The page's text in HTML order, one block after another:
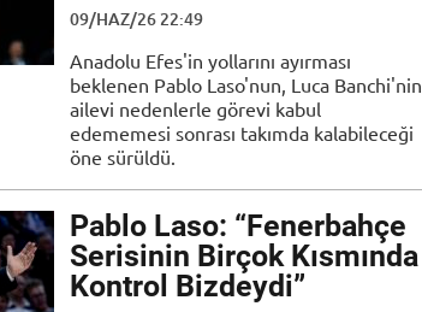
09/HAZ/26 22:49
Anadolu Efes'in yollarını ayırması
beklenen Pablo Laso'nun, Luca Banchi'nin
ailevi nedenlerle görevi kabul
edememesi sonrası takımda kalabileceği
öne sürüldü.
Pablo Laso: “Fenerbahçe
Serisinin Birçok Kısmında
Kontrol Bizdeydi”